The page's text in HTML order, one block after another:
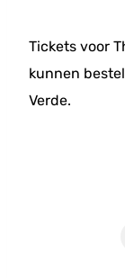
Tickets voor
kunnen
Verde.